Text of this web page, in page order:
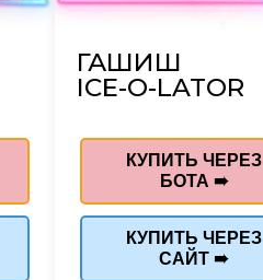
ГАШИШ
ICE-O-LATOR
КУПИТЬ ЧЕРЕЗ
БОТА ➠
КУПИТЬ ЧЕРЕЗ
САЙТ ➠